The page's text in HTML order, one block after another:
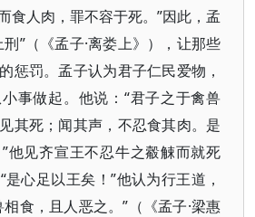
食人肉，罪不容于死。”因此，孟
”（《孟子·离娄上》），让那些
惩罚。孟子认为君子仁民爱物，
事做起。他说：“君子之于禽兽
其死；闻其声，不忍食其肉。是
他见齐宣王不忍牛之觳觫而就死
心足以王矣！”他认为行王道，
食，且人恶之。”（《孟子·梁惠